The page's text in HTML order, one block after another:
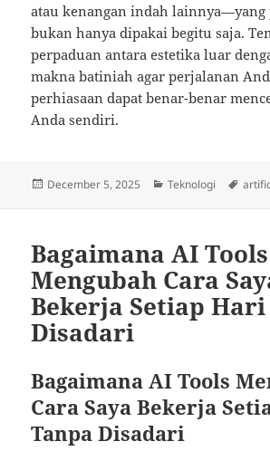
atau kenangan indah lainnya—yang
bukan hanya dipakai begitu saja.
perpaduan antara estetika luar
makna batiniah agar perjalanan
perhiasaan dapat benar-benar
Anda sendiri.
Posted
December 5, 2025 Categories
Teknologi Tags
Bagaimana AI Tools
Mengubah Cara
Bekerja Setiap Hari
Disadari
Bagaimana AI Tools
Cara Saya Bekerja
Tanpa Disadari